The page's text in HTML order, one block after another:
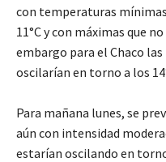
con temperaturas
11°C y con máximas que
embargo para el Chaco
oscilarían en torno a los
Para mañana lunes, se
aún con intensidad
estarían oscilando en